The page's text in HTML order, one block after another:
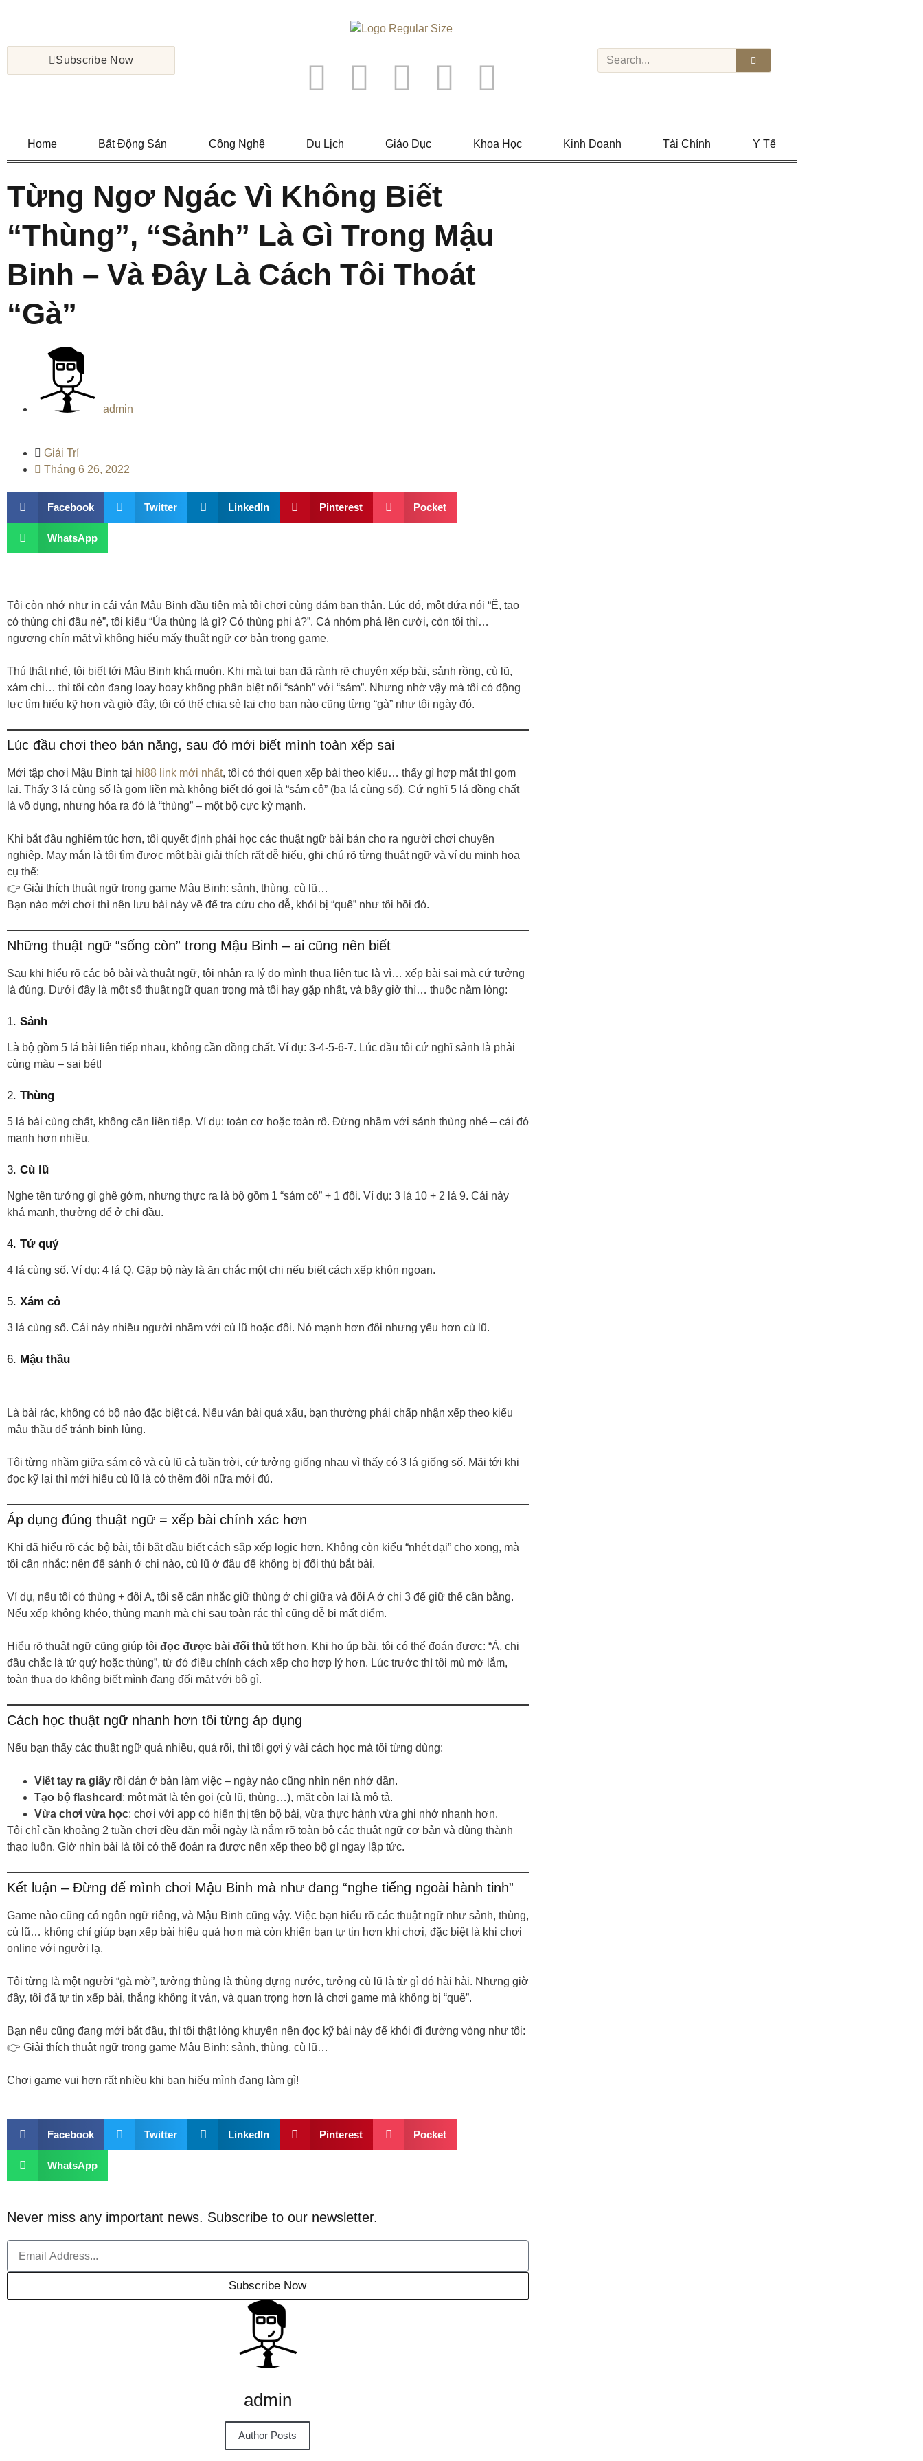
Subscribe Now
Home Bất Động Sản Công Nghệ Du Lịch Giáo Dục Khoa Học Kinh Doanh Tài Chính Y Tế
Từng Ngơ Ngác Vì Không Biết
“Thùng”, “Sảnh” Là Gì Trong Mậu
Binh – Và Đây Là Cách Tôi Thoát
“Gà”
admin
Giải Trí
Tháng 6 26, 2022
Facebook Twitter LinkedIn Pinterest Pocket
WhatsApp
Tôi còn nhớ như in cái ván Mậu Binh đầu tiên mà tôi chơi cùng đám bạn thân. Lúc đó, một đứa nói “Ê, tao
có thùng chi đầu nè”, tôi kiểu “Ủa thùng là gì? Có thùng phi à?”. Cả nhóm phá lên cười, còn tôi thì…
ngượng chín mặt vì không hiểu mấy thuật ngữ cơ bản trong game.
Thú thật nhé, tôi biết tới Mậu Binh khá muộn. Khi mà tụi bạn đã rành rẽ chuyện xếp bài, sảnh rồng, cù lũ,
xám chi… thì tôi còn đang loay hoay không phân biệt nổi “sảnh” với “sám”. Nhưng nhờ vậy mà tôi có động
lực tìm hiểu kỹ hơn và giờ đây, tôi có thể chia sẻ lại cho bạn nào cũng từng “gà” như tôi ngày đó.
Lúc đầu chơi theo bản năng, sau đó mới biết mình toàn xếp sai
Mới tập chơi Mậu Binh tại hi88 link mới nhất, tôi có thói quen xếp bài theo kiểu… thấy gì hợp mắt thì gom
lại. Thấy 3 lá cùng số là gom liền mà không biết đó gọi là “sám cô” (ba lá cùng số). Cứ nghĩ 5 lá đồng chất
là vô dụng, nhưng hóa ra đó là “thùng” – một bộ cực kỳ mạnh.
Khi bắt đầu nghiêm túc hơn, tôi quyết định phải học các thuật ngữ bài bản cho ra người chơi chuyên
nghiệp. May mắn là tôi tìm được một bài giải thích rất dễ hiểu, ghi chú rõ từng thuật ngữ và ví dụ minh họa
cụ thể:
👉 Giải thích thuật ngữ trong game Mậu Binh: sảnh, thùng, cù lũ…
Bạn nào mới chơi thì nên lưu bài này về để tra cứu cho dễ, khỏi bị “quê” như tôi hồi đó.
Những thuật ngữ “sống còn” trong Mậu Binh – ai cũng nên biết
Sau khi hiểu rõ các bộ bài và thuật ngữ, tôi nhận ra lý do mình thua liên tục là vì… xếp bài sai mà cứ tưởng
là đúng. Dưới đây là một số thuật ngữ quan trọng mà tôi hay gặp nhất, và bây giờ thì… thuộc nằm lòng:
1. Sảnh
Là bộ gồm 5 lá bài liên tiếp nhau, không cần đồng chất. Ví dụ: 3-4-5-6-7. Lúc đầu tôi cứ nghĩ sảnh là phải
cùng màu – sai bét!
2. Thùng
5 lá bài cùng chất, không cần liên tiếp. Ví dụ: toàn cơ hoặc toàn rô. Đừng nhầm với sảnh thùng nhé – cái đó
mạnh hơn nhiều.
3. Cù lũ
Nghe tên tưởng gì ghê gớm, nhưng thực ra là bộ gồm 1 “sám cô” + 1 đôi. Ví dụ: 3 lá 10 + 2 lá 9. Cái này
khá mạnh, thường để ở chi đầu.
4. Tứ quý
4 lá cùng số. Ví dụ: 4 lá Q. Gặp bộ này là ăn chắc một chi nếu biết cách xếp khôn ngoan.
5. Xám cô
3 lá cùng số. Cái này nhiều người nhầm với cù lũ hoặc đôi. Nó mạnh hơn đôi nhưng yếu hơn cù lũ.
6. Mậu thầu
Là bài rác, không có bộ nào đặc biệt cả. Nếu ván bài quá xấu, bạn thường phải chấp nhận xếp theo kiểu
mậu thầu để tránh binh lủng.
Tôi từng nhầm giữa sám cô và cù lũ cả tuần trời, cứ tưởng giống nhau vì thấy có 3 lá giống số. Mãi tới khi
đọc kỹ lại thì mới hiểu cù lũ là có thêm đôi nữa mới đủ.
Áp dụng đúng thuật ngữ = xếp bài chính xác hơn
Khi đã hiểu rõ các bộ bài, tôi bắt đầu biết cách sắp xếp logic hơn. Không còn kiểu “nhét đại” cho xong, mà
tôi cân nhắc: nên để sảnh ở chi nào, cù lũ ở đâu để không bị đối thủ bắt bài.
Ví dụ, nếu tôi có thùng + đôi A, tôi sẽ cân nhắc giữ thùng ở chi giữa và đôi A ở chi 3 để giữ thế cân bằng.
Nếu xếp không khéo, thùng mạnh mà chi sau toàn rác thì cũng dễ bị mất điểm.
Hiểu rõ thuật ngữ cũng giúp tôi đọc được bài đối thủ tốt hơn. Khi họ úp bài, tôi có thể đoán được: “À, chi
đầu chắc là tứ quý hoặc thùng”, từ đó điều chỉnh cách xếp cho hợp lý hơn. Lúc trước thì tôi mù mờ lắm,
toàn thua do không biết mình đang đối mặt với bộ gì.
Cách học thuật ngữ nhanh hơn tôi từng áp dụng
Nếu bạn thấy các thuật ngữ quá nhiều, quá rối, thì tôi gợi ý vài cách học mà tôi từng dùng:
Viết tay ra giấy rồi dán ở bàn làm việc – ngày nào cũng nhìn nên nhớ dần.
Tạo bộ flashcard : một mặt là tên gọi (cù lũ, thùng…), mặt còn lại là mô tả.
Vừa chơi vừa học: chơi với app có hiển thị tên bộ bài, vừa thực hành vừa ghi nhớ nhanh hơn.
Tôi chỉ cần khoảng 2 tuần chơi đều đặn mỗi ngày là nắm rõ toàn bộ các thuật ngữ cơ bản và dùng thành
thạo luôn. Giờ nhìn bài là tôi có thể đoán ra được nên xếp theo bộ gì ngay lập tức.
Kết luận – Đừng để mình chơi Mậu Binh mà như đang “nghe tiếng ngoài hành tinh”
Game nào cũng có ngôn ngữ riêng, và Mậu Binh cũng vậy. Việc bạn hiểu rõ các thuật ngữ như sảnh, thùng,
cù lũ… không chỉ giúp bạn xếp bài hiệu quả hơn mà còn khiến bạn tự tin hơn khi chơi, đặc biệt là khi chơi
online với người lạ.
Tôi từng là một người “gà mờ”, tưởng thùng là thùng đựng nước, tưởng cù lũ là từ gì đó hài hài. Nhưng giờ
đây, tôi đã tự tin xếp bài, thắng không ít ván, và quan trọng hơn là chơi game mà không bị “quê”.
Bạn nếu cũng đang mới bắt đầu, thì tôi thật lòng khuyên nên đọc kỹ bài này để khỏi đi đường vòng như tôi:
👉 Giải thích thuật ngữ trong game Mậu Binh: sảnh, thùng, cù lũ…
Chơi game vui hơn rất nhiều khi bạn hiểu mình đang làm gì!
Facebook Twitter LinkedIn Pinterest Pocket
WhatsApp
Never miss any important news. Subscribe to our newsletter.
Subscribe Now
admin
Author Posts